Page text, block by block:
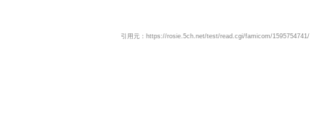
引用元：https://rosie.5ch.net/test/read.cgi/famicom/1595754741/